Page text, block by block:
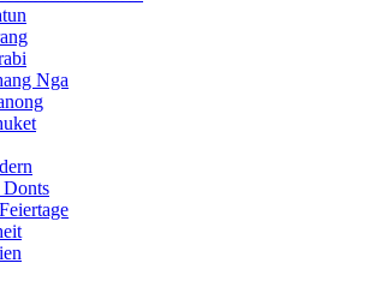
Nga
Donts